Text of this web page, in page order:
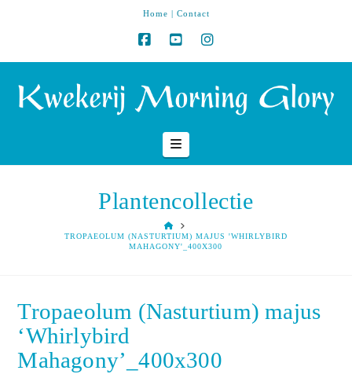
Home | Contact
Navigation
Plantencollectie
HOME
TROPAEOLUM (NASTURTIUM) MAJUS 'WHIRLYBIRD
MAHAGONY'_400X300
Tropaeolum (Nasturtium) majus
‘Whirlybird
Mahagony’_400x300